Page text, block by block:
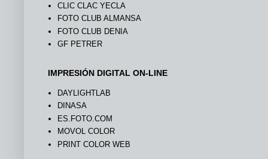
CLIC CLAC YECLA
FOTO CLUB ALMANSA
FOTO CLUB DENIA
GF PETRER
IMPRESIÓN DIGITAL ON-LINE
DAYLIGHTLAB
DINASA
ES.FOTO.COM
MOVOL COLOR
PRINT COLOR WEB